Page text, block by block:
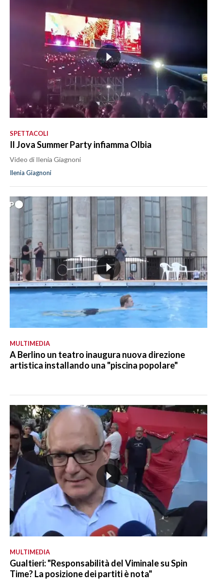
SPETTACOLI
Il Jova Summer Party infiamma Olbia
Video di Ilenia Giagnoni
Ilenia Giagnoni
MULTIMEDIA
A Berlino un teatro inaugura nuova direzione
artistica installando una "piscina popolare"
MULTIMEDIA
Gualtieri: "Responsabilità del Viminale su Spin
Time? La posizione dei partiti è nota"